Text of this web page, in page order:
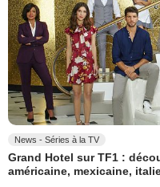
News - Séries à la TV
Grand Hotel sur TF1 :
américaine, mexicaine,